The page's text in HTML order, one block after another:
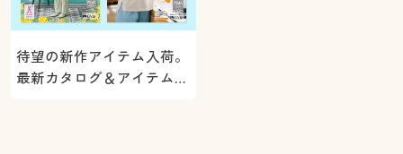
待望の新作アイテム入荷。
最新カタログ＆アイテムを